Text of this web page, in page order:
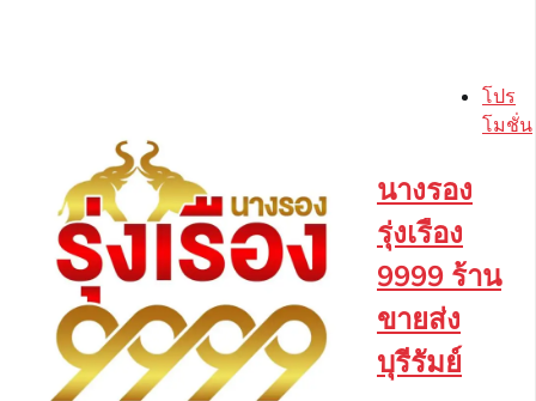
โปร
โมชั่น
นางรอง
รุ่งเรือง
9999 ร้าน
ขายส่ง
บุรีรัมย์